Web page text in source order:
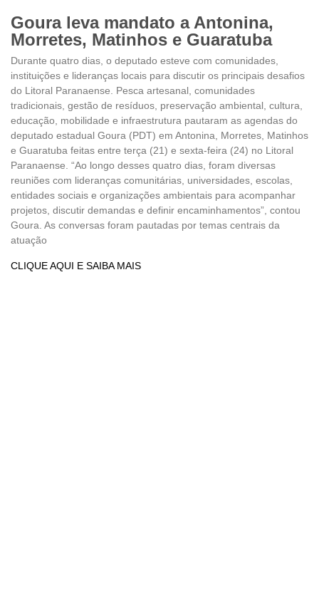
Goura leva mandato a Antonina,
Morretes, Matinhos e Guaratuba
Durante quatro dias, o deputado esteve com comunidades,
instituições e lideranças locais para discutir os principais desafios
do Litoral Paranaense. Pesca artesanal, comunidades
tradicionais, gestão de resíduos, preservação ambiental, cultura,
educação, mobilidade e infraestrutura pautaram as agendas do
deputado estadual Goura (PDT) em Antonina, Morretes, Matinhos
e Guaratuba feitas entre terça (21) e sexta-feira (24) no Litoral
Paranaense. “Ao longo desses quatro dias, foram diversas
reuniões com lideranças comunitárias, universidades, escolas,
entidades sociais e organizações ambientais para acompanhar
projetos, discutir demandas e definir encaminhamentos”, contou
Goura. As conversas foram pautadas por temas centrais da
atuação
CLIQUE AQUI E SAIBA MAIS